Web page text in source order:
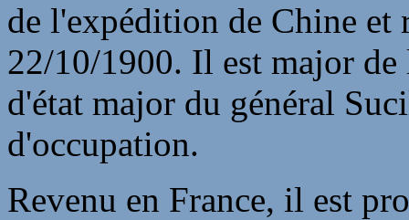
de l'expédition de Chine
22/10/1900. Il est major
d'état major du général
d'occupation.
Revenu en France, il est